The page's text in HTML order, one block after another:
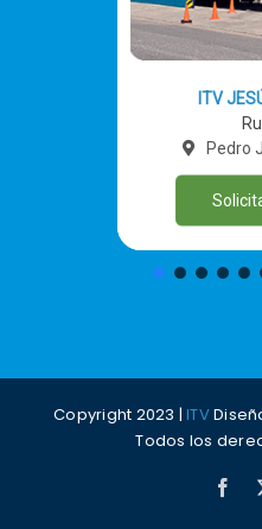
ITV
Pedro
Copyright 2023 | ITV
Todos los